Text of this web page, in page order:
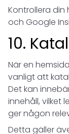
Kontrollera din
och Google
10.
När en
vanligt att
Det kan
innehåll, vilket
ger någon
Detta gäller